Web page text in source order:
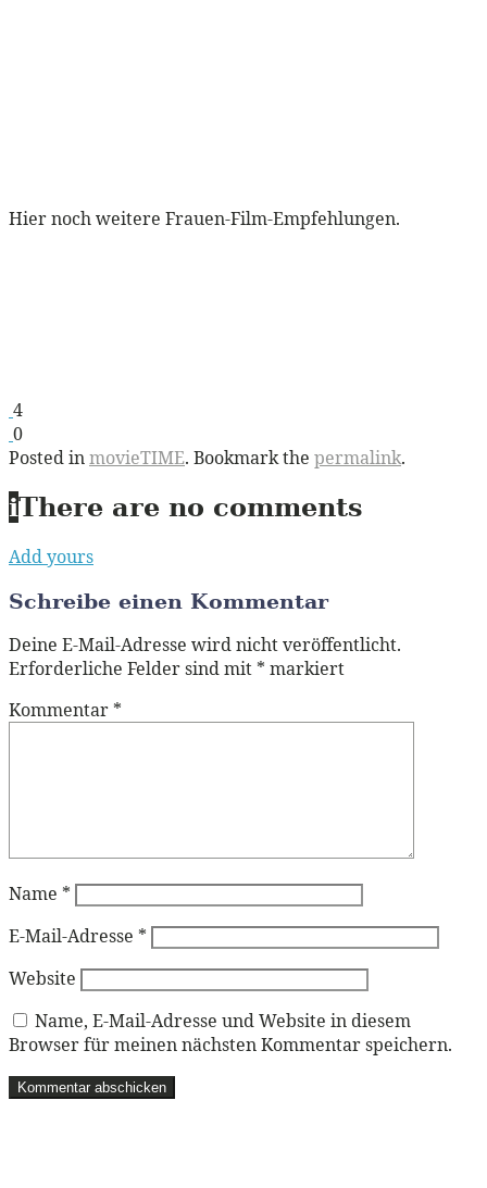
Hier noch weitere Frauen-Film-Empfehlungen.
4
0
Posted inmovieTIME. Bookmark the permalink.
iThere are no comments
Add yours
Schreibe einen Kommentar
Deine E-Mail-Adresse wird nicht veröffentlicht.
Erforderliche Felder sind mit * markiert
Kommentar *
Name *
E-Mail-Adresse *
Website
Name, E-Mail-Adresse und Website in diesem
Browser für meinen nächsten Kommentar speichern.